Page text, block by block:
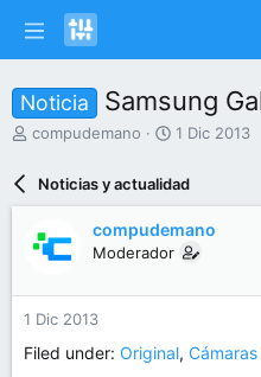
Noticia Samsung
I
a
r
d
e
compudemano
F
h
d
e
n
c
1 Dic 2013
Noticias y actualidad
compudemano
Moderador
1 Dic 2013
Filed under: Original,